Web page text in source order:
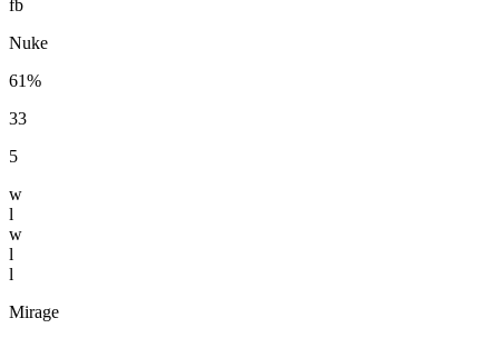
fb
Nuke
61%
33
5
w
l
w
l
l
Mirage